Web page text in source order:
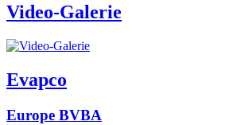
Video-Galerie
Evapco
Europe BVBA